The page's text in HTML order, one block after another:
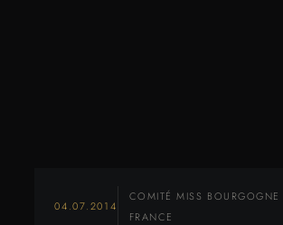
04.07.2014
COMITÉ MISS
FRANCE